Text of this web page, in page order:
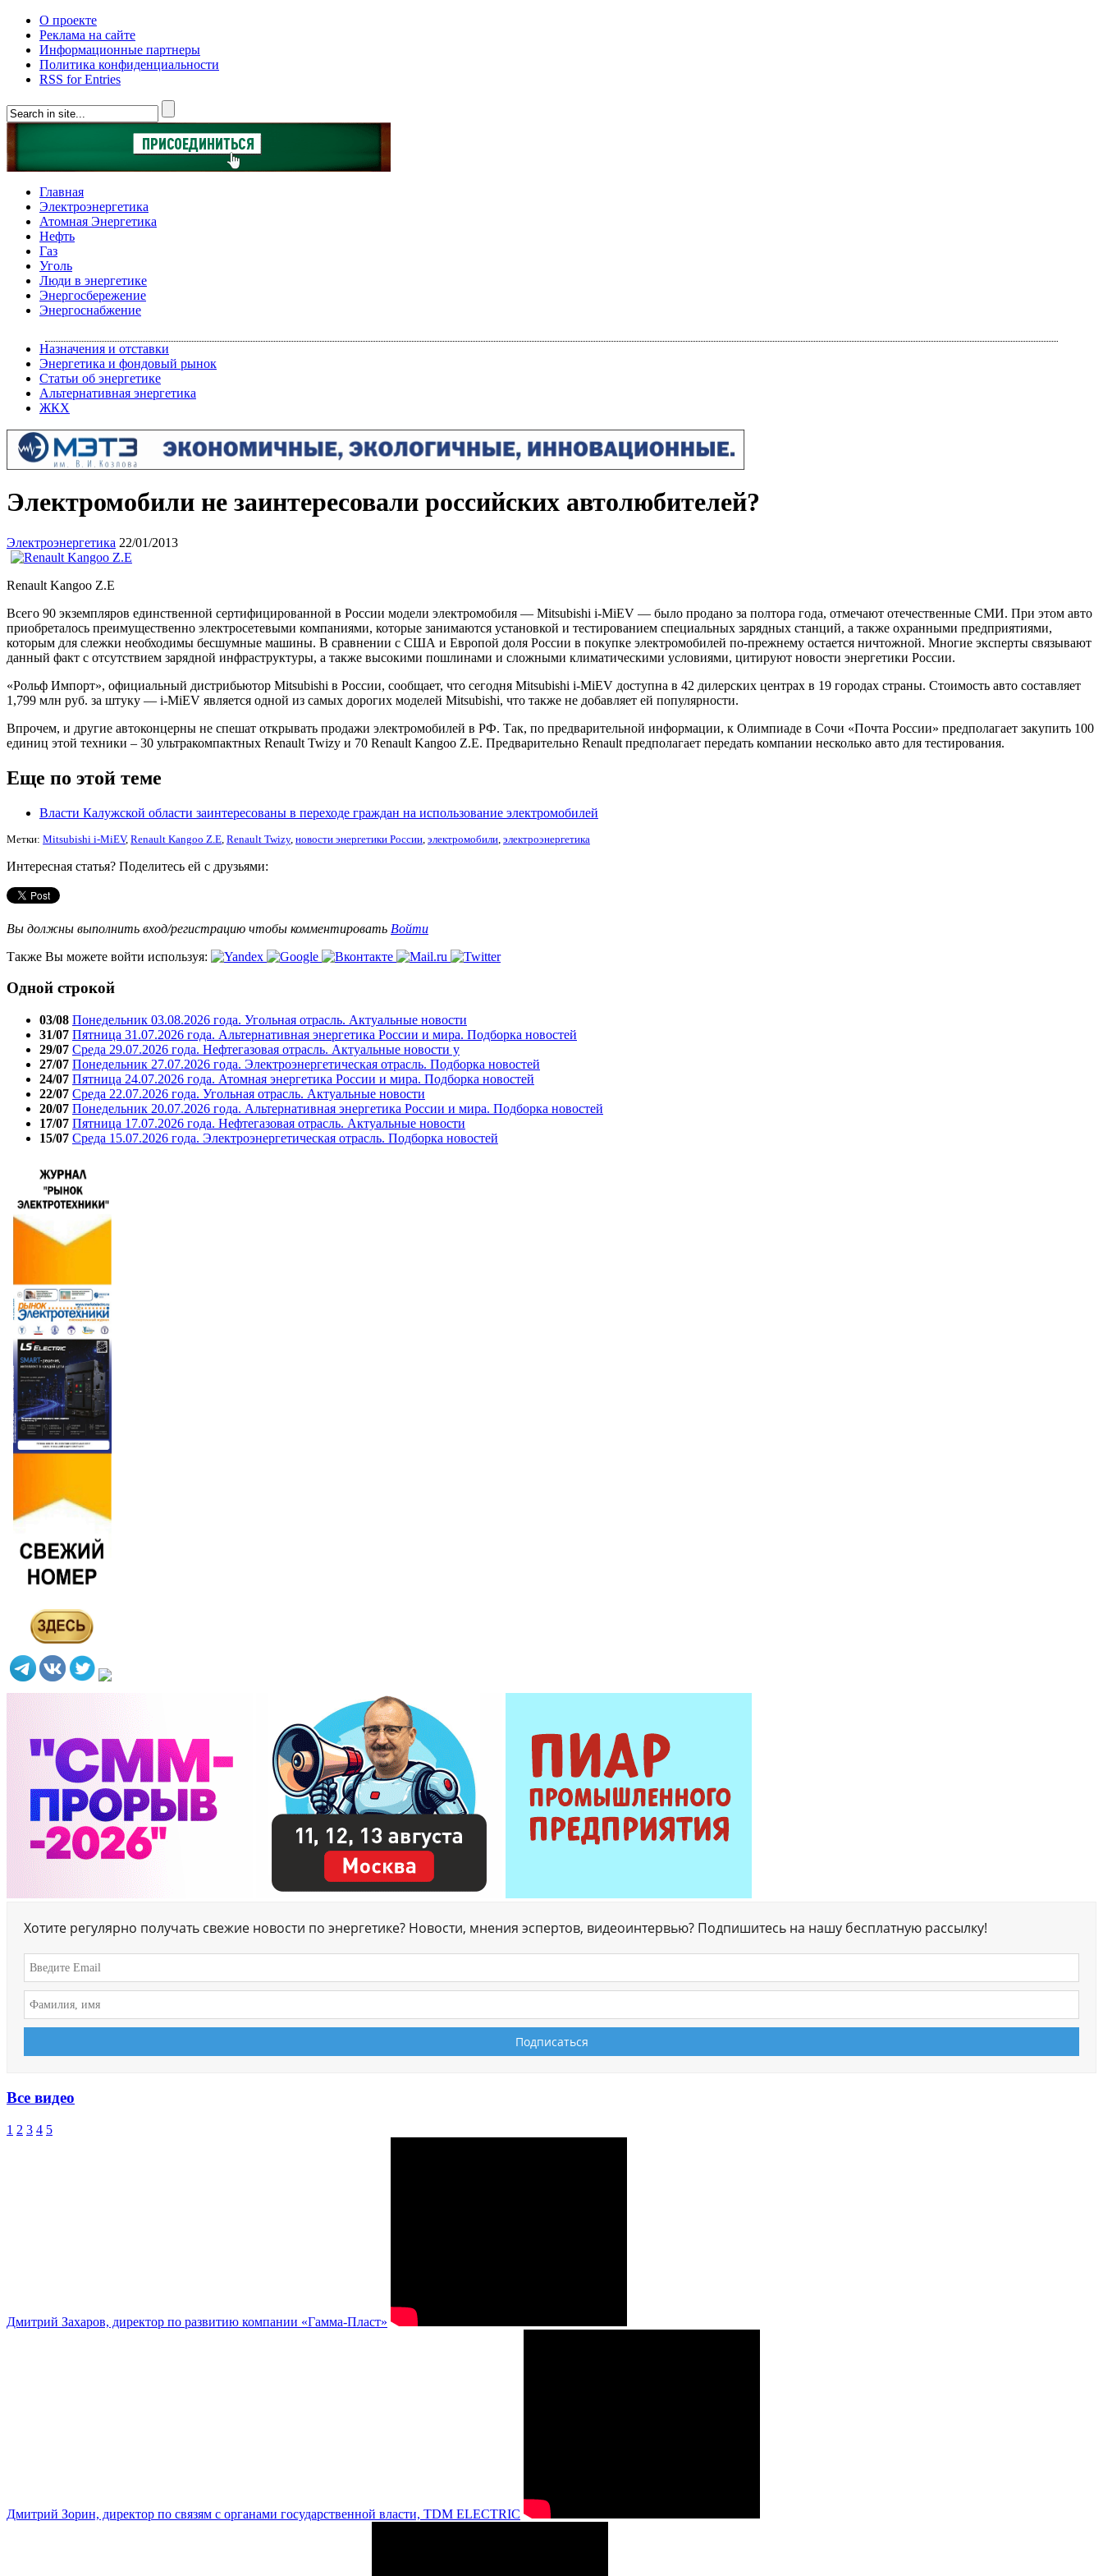
О проекте
Реклама на сайте
Информационные партнеры
Политика конфиденциальности
RSS for Entries
Главная
Электроэнергетика
Атомная Энергетика
Нефть
Газ
Уголь
Люди в энергетике
Энергосбережение
Энергоснабжение
Назначения и отставки
Энергетика и фондовый рынок
Статьи об энергетике
Альтернативная энергетика
ЖКХ
Электромобили не заинтересовали российских автолюбителей?
Электроэнергетика 22/01/2013
Renault Kangoo Z.E
Всего 90 экземпляров единственной сертифицированной в России модели электромобиля — Mitsubishi i-MiEV — было продано за полтора года, отмечают отечественные СМИ. При этом авто
приобреталось преимущественно электросетевыми компаниями, которые занимаются установкой и тестированием специальных зарядных станций, а также охранными предприятиями,
которым для слежки необходимы бесшумные машины. В сравнении с США и Европой доля России в покупке электромобилей по-прежнему остается ничтожной. Многие эксперты связывают
данный факт с отсутствием зарядной инфраструктуры, а также высокими пошлинами и сложными климатическими условиями, цитируют новости энергетики России.
«Рольф Импорт», официальный дистрибьютор Mitsubishi в России, сообщает, что сегодня Mitsubishi i-MiEV доступна в 42 дилерских центрах в 19 городах страны. Стоимость авто составляет
1,799 млн руб. за штуку — i-MiEV является одной из самых дорогих моделей Mitsubishi, что также не добавляет ей популярности.
Впрочем, и другие автоконцерны не спешат открывать продажи электромобилей в РФ. Так, по предварительной информации, к Олимпиаде в Сочи «Почта России» предполагает закупить 100
единиц этой техники – 30 ультракомпактных Renault Twizy и 70 Renault Kangoo Z.E. Предварительно Renault предполагает передать компании несколько авто для тестирования.
Еще по этой теме
Власти Калужской области заинтересованы в переходе граждан на использование электромобилей
Метки: Mitsubishi i-MiEV, Renault Kangoo Z.E Renault Twizy, новости энергетики России электромобили электроэнергетика
Интересная статья? Поделитесь ей с друзьями:
Вы должны выполнить вход/регистрацию чтобы комментировать Войти
Также Вы можете войти используя:
Одной строкой
03/08 Понедельник 03.08.2026 года. Угольная отрасль. Актуальные новости
31/07 Пятница 31.07.2026 года. Альтернативная энергетика России и мира. Подборка новостей
29/07 Среда 29.07.2026 года. Нефтегазовая отрасль. Актуальные новости у
27/07 Понедельник 27.07.2026 года. Электроэнергетическая отрасль. Подборка новостей
24/07 Пятница 24.07.2026 года. Атомная энергетика России и мира. Подборка новостей
22/07 Среда 22.07.2026 года. Угольная отрасль. Актуальные новости
20/07 Понедельник 20.07.2026 года. Альтернативная энергетика России и мира. Подборка новостей
17/07 Пятница 17.07.2026 года. Нефтегазовая отрасль. Актуальные новости
15/07 Среда 15.07.2026 года. Электроэнергетическая отрасль. Подборка новостей
Хотите регулярно получать свежие новости по энергетике? Новости, мнения эспертов, видеоинтервью? Подпишитесь на нашу бесплатную рассылку!
Все видео
1 2 3 4 5
Дмитрий Захаров, директор по развитию компании «Гамма-Пласт»
Дмитрий Зорин, директор по связям с органами государственной власти, TDM ELECTRIC